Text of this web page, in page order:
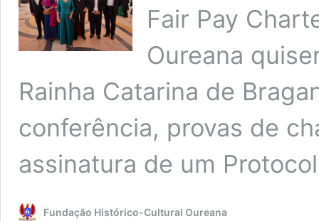
Fair Pay
Oureana
Rainha Catarina de
conferência, provas de
assinatura de um
Fundação Histórico-Cultural Oureana